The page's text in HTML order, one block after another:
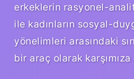
erkeklerin rasyonel-
ile kadınların sosyal-
yönelimleri arasındaki
bir araç olarak karşımıza